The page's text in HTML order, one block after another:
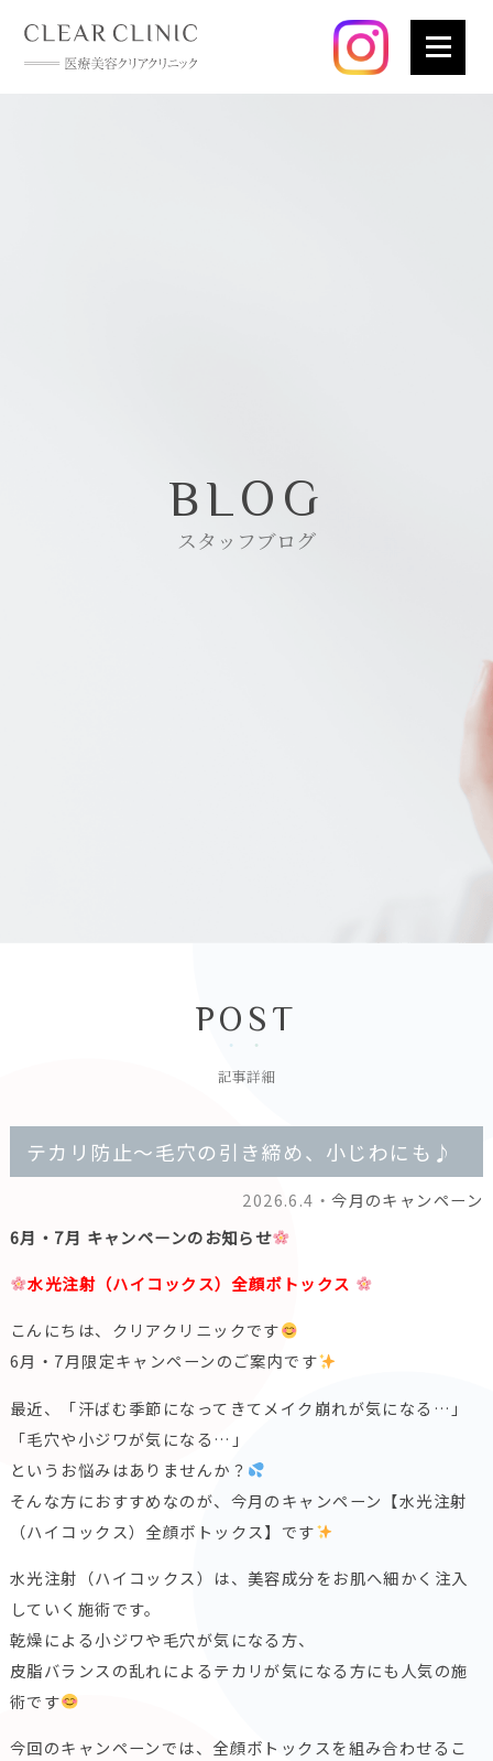
BLOG
スタッフブログ
POST
記事詳細
テカリ防止～毛穴の引き締め、小じわにも♪
2026.6.4・今月のキャンペーン
6月・7月 キャンペーンのお知らせ
水光注射（ハイコックス）全顔ボトックス
こんにちは、クリアクリニックです
6月・7月限定キャンペーンのご案内です
最近、「汗ばむ季節になってきてメイク崩れが気になる…」
「毛穴や小ジワが気になる…」
というお悩みはありませんか？
そんな方におすすめなのが、今月のキャンペーン【水光注射
（ハイコックス）全顔ボトックス】です
水光注射（ハイコックス）は、美容成分をお肌へ細かく注入
していく施術です。
乾燥による小ジワや毛穴が気になる方、
皮脂バランスの乱れによるテカリが気になる方にも人気の施
術です
今回のキャンペーンでは、全顔ボトックスを組み合わせるこ